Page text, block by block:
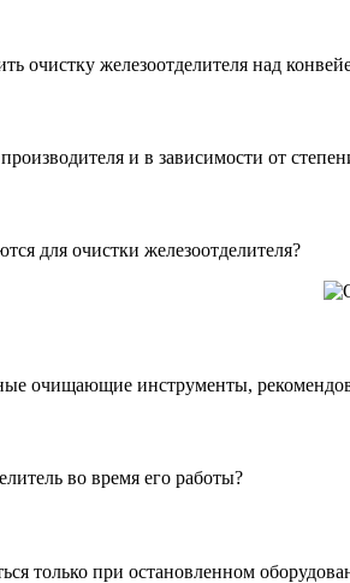
очистку железоотделителя над
и в зависимости от
для очистки железоотделителя?
очищающие инструменты,
во время его работы?
только при остановленном